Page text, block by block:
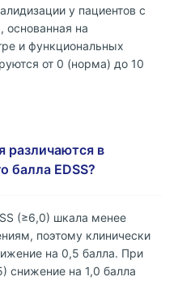
у пациентов с
на
и функциональных
от 0 (норма) до 10
различаются в
балла EDSS?
(≥6,0) шкала менее
поэтому клинически
на 0,5 балла. При
снижение на 1,0 балла